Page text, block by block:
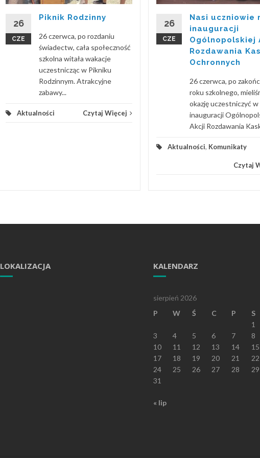
26
CZE
Piknik Rodzinny
26 czerwca, po rozdaniu
świadectw, cała społeczność
szkolna witała wakacje
uczestnicząc w Pikniku
Rodzinnym. Atrakcyjne
zabawy...
Aktualności Czytaj Więcej
26
CZE
Nasi uczniowie
inauguracji
Ogólnopolskiej
Rozdawania
Ochronnych
26 czerwca, po
roku szkolnego,
okazję uczestniczyć w
inauguracji
Akcji Rozdawania
Aktualności, Komunikaty
Czytaj
LOKALIZACJA KALENDARZ
sierpień 2026
P
W Ś C P S
1
3
4 5 6 7 8
10
11 12 13 14 15
17
18 19 20 21 22
24
25 26 27 28 29
31
« lip